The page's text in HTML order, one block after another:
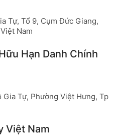
Tự, Tổ 9, Cụm Đức Giang,
Nam
Hạn Danh Chính
Gia Tự, Phường Việt Hưng, Tp
Việt Nam